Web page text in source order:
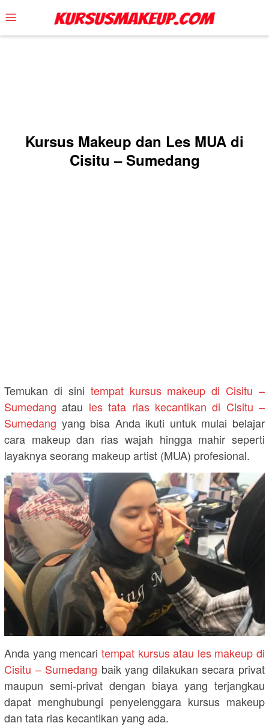
to
content
Mobile
Menu
Kursus Makeup dan Les MUA di
Cisitu – Sumedang
Temukan di sini tempat kursus makeup di Cisitu –
Sumedang atau les tata rias kecantikan di Cisitu –
Sumedang yang bisa Anda ikuti untuk mulai belajar
cara makeup dan rias wajah hingga mahir seperti
layaknya seorang makeup artist (MUA) profesional.
Anda yang mencari tempat kursus atau les makeup di
Cisitu – Sumedang baik yang dilakukan secara privat
maupun semi-privat dengan biaya yang terjangkau
dapat menghubungi penyelenggara kursus makeup
dan tata rias kecantikan yang ada.